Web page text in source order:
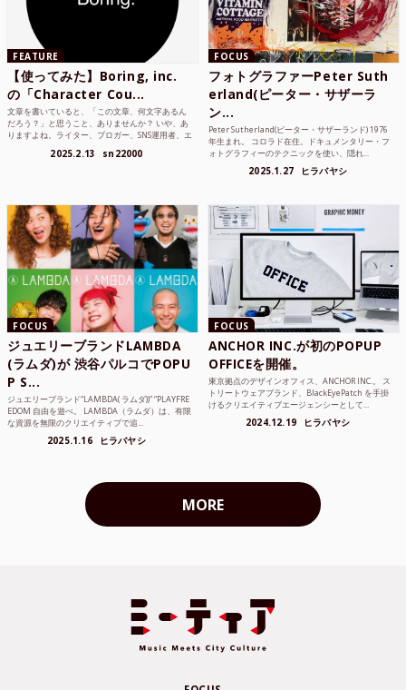
FEATURE
【使ってみた】Boring, inc.
の「Character Cou...
文章を書いていると、「この文章、何文字あるん
だろう？」と思うこと、ありませんか？ いや、あ
りますよね。ライター、ブロガー、SNS運用者、エ
2025.2.13 sn22000
FOCUS
フォトグラファーPeter Suth
erland(ピーター・サザーラ
ン...
Peter Sutherland(ピーター・サザーランド) 1976
年生まれ。 コロラド在住。ドキュメンタリー・フ
ォトグラフィーのテクニックを使い、隠れ...
2025.1.27 ヒラバヤシ
FOCUS
ジュエリーブランドLAMBDA
(ラムダ)が 渋谷パルコでPOPU
P S...
ジュエリーブランド“LAMBDA( ラムダ))” “PLAYFRE
EDOM 自由を遊べ。 LAMBDA（ラムダ）は、有限
な資源を無限のクリエイティブで追...
2025.1.16 ヒラバヤシ
FOCUS
ANCHOR INC.が初のPOPUP
OFFICEを開催。
東京拠点のデザインオフィス、ANCHOR INC.。 ス
トリートウェアブランド、BlackEyePatch を手掛
けるクリエイティブエージェンシーとして...
2024.12.19 ヒラバヤシ
MORE